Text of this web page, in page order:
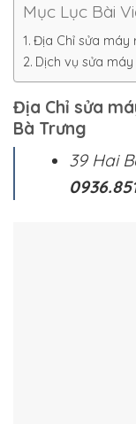
Mục Lục Bài
Địa Chỉ sửa máy
Dịch vụ sửa
Địa Chỉ sửa
Bà Trưng
39 Hai